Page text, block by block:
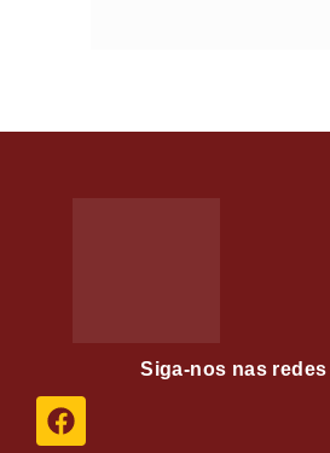
Siga-nos nas